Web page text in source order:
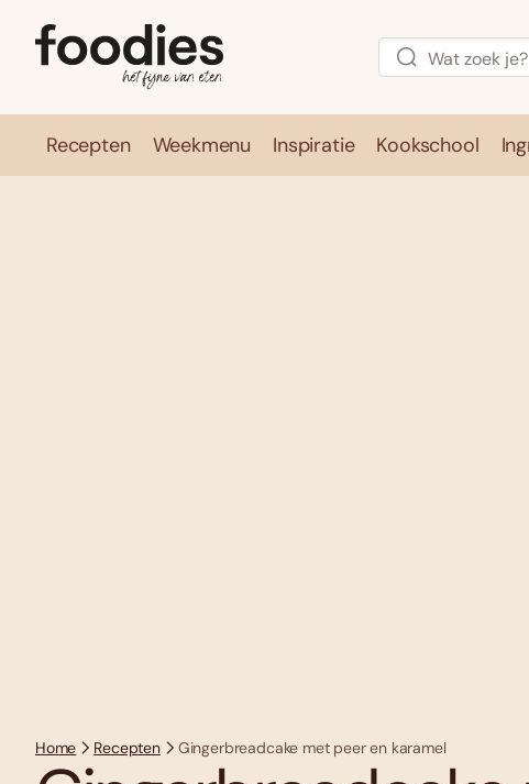
Recepten Weekmenu Inspiratie Kookschool
Home Recepten Gingerbreadcake met peer en karamel